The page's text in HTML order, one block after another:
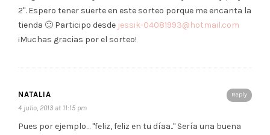
2". Espero tener suerte en este sorteo porque me encanta la
tienda 🙂 Participo desde jessik-04081993@hotmail.com
¡Muchas gracias por el sorteo!
Reply
NATALIA
4 julio, 2013 at 11:15 pm
Pues por ejemplo… "feliz, feliz en tu díaa.." Sería una buena